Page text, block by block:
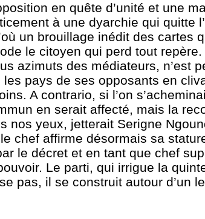
en quête d’unité et une
à une dyarchie qui quitte
un brouillage inédit des cartes
le citoyen qui perd tout
azimuts des médiateurs, n’est
pays de ses opposants en
A contrario, si l’on
en serait affecté, mais la
nos yeux, jetterait Serigne
chef affirme désormais sa
le décret et en tant que chef
Le parti, qui irrigue la
pas, il se construit autour d’un